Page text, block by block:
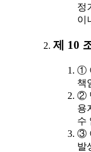
정
이
제 10
①
책
②
용
수
③
발